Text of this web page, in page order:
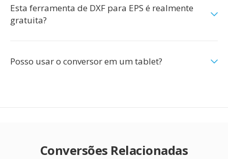
Esta ferramenta de DXF para EPS é realmente
gratuita?
Posso usar o conversor em um tablet?
Conversões Relacionadas